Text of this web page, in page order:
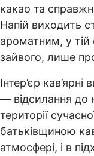
какао та
Напій виходить
ароматним, у тій
зайвого, лише
Інтер’єр
— відсилання до
території
батьківщиною
атмосфері, і в